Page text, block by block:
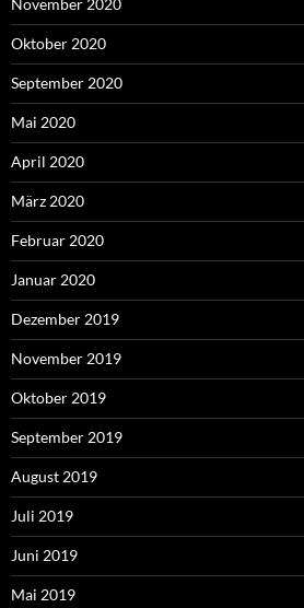
Oktober 2020
September 2020
Mai 2020
April 2020
März 2020
Februar 2020
Januar 2020
Dezember 2019
November 2019
Oktober 2019
September 2019
August 2019
Juli 2019
Juni 2019
Mai 2019